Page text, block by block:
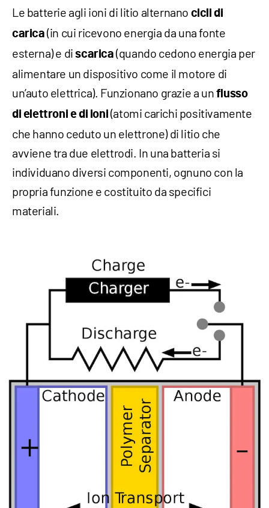
Le batterie agli ioni di litio alternano cicli di
carica (in cui ricevono energia da una fonte
esterna) e discarica (quando cedono energia per
alimentare un dispositivo come il motore di
un’auto elettrica). Funzionano grazie a un flusso
di elettroni e di ioni (atomi carichi positivamente
che hanno ceduto un elettrone) di litio che
avviene tra due elettrodi. In una batteria si
individuano diversi componenti, ognuno con la
propria funzione e costituito da specifici
materiali.